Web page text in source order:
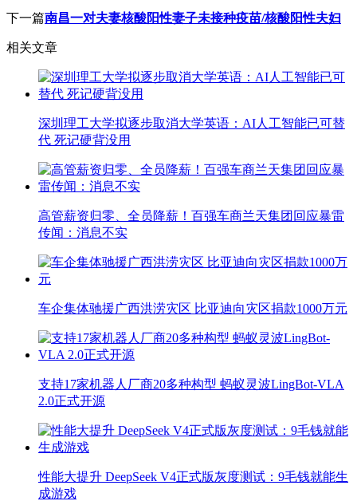
下一篇南昌一对夫妻核酸阳性妻子未接种疫苗/核酸阳性夫妇
相关文章
深圳理工大学拟逐步取消大学英语：AI人工智能已可替
代 死记硬背没用
高管薪资归零、全员降薪！百强车商兰天集团回应暴雷
传闻：消息不实
车企集体驰援广西洪涝灾区 比亚迪向灾区捐款1000万元
支持17家机器人厂商20多种构型 蚂蚁灵波LingBot-VLA
2.0正式开源
性能大提升 DeepSeek V4正式版灰度测试：9毛钱就能生
成游戏